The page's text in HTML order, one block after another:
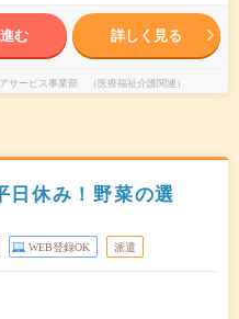
む 詳しく見る
サービス事業部 （医療福祉介護関連）
日休み！野菜の選
WEB登録OK 派遣